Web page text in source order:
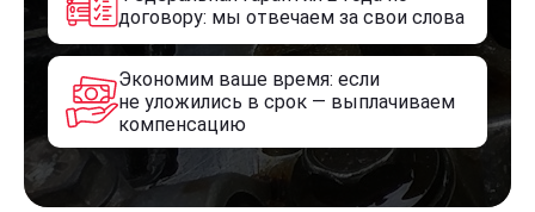
договору: мы отвечаем за свои слова
Экономим ваше время: если
не уложились в срок — выплачиваем
компенсацию